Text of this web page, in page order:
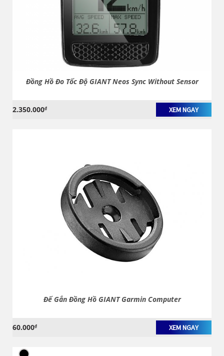
Đồng Hồ Đo Tốc Độ GIANT Neos Sync Without Sensor
2.350.000₫ XEM NGAY
Đế Gắn Đồng Hồ GIANT Garmin Computer
60.000₫ XEM NGAY